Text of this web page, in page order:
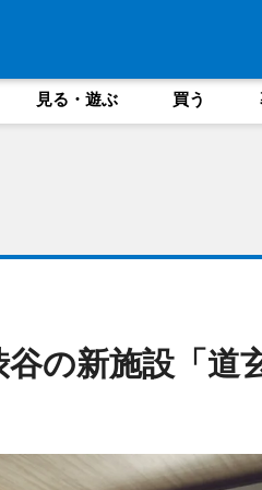
見る・遊ぶ 買う
の新施設「道